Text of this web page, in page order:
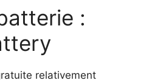
:
relativement